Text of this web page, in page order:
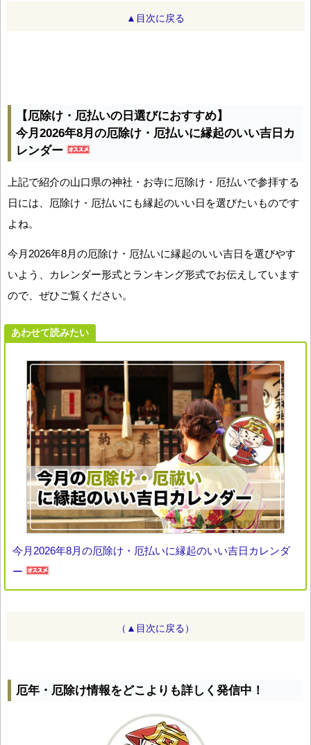
▲目次に戻る
【厄除け・厄払いの日選びにおすすめ】
今月2026年8月の厄除け・厄払いに縁起のいい吉日カ
レンダー
上記で紹介の山口県の神社・お寺に厄除け・厄払いで参拝する
日には、厄除け・厄払いにも縁起のいい日を選びたいものです
よね。
今月2026年8月の厄除け・厄払いに縁起のいい吉日を選びやす
いよう、カレンダー形式とランキング形式でお伝えしています
ので、ぜひご覧ください。
あわせて読みたい
今月2026年8月の厄除け・厄払いに縁起のいい吉日カレンダ
ー
（▲目次に戻る）
厄年・厄除け情報をどこよりも詳しく発信中！